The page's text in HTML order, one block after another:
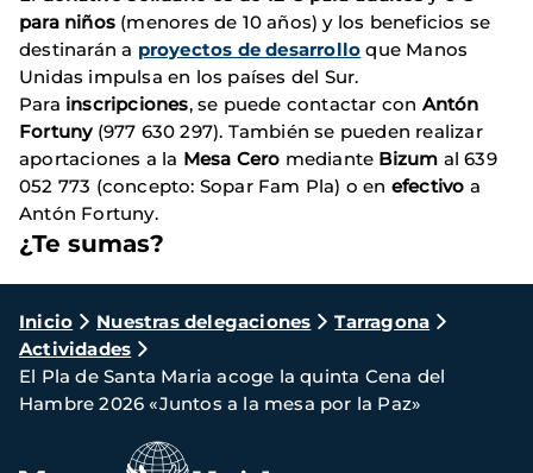
para niños (menores de 10 años) y los beneficios se
destinarán a proyectos de desarrollo que Manos
Unidas impulsa en los países del Sur.
Para inscripciones, se puede contactar con Antón
Fortuny(977 630 297). También se pueden realizar
aportaciones a la Mesa Cero mediante Bizum al 639
052 773 (concepto: Sopar Fam Pla) o en efectivo a
Antón Fortuny.
¿Te sumas?
Ruta
de
navegación
Inicio Nuestras delegaciones
Tarragona
Actividades
El Pla de Santa Maria acoge la quinta Cena del
Hambre 2026 «Juntos a la mesa por la Paz»